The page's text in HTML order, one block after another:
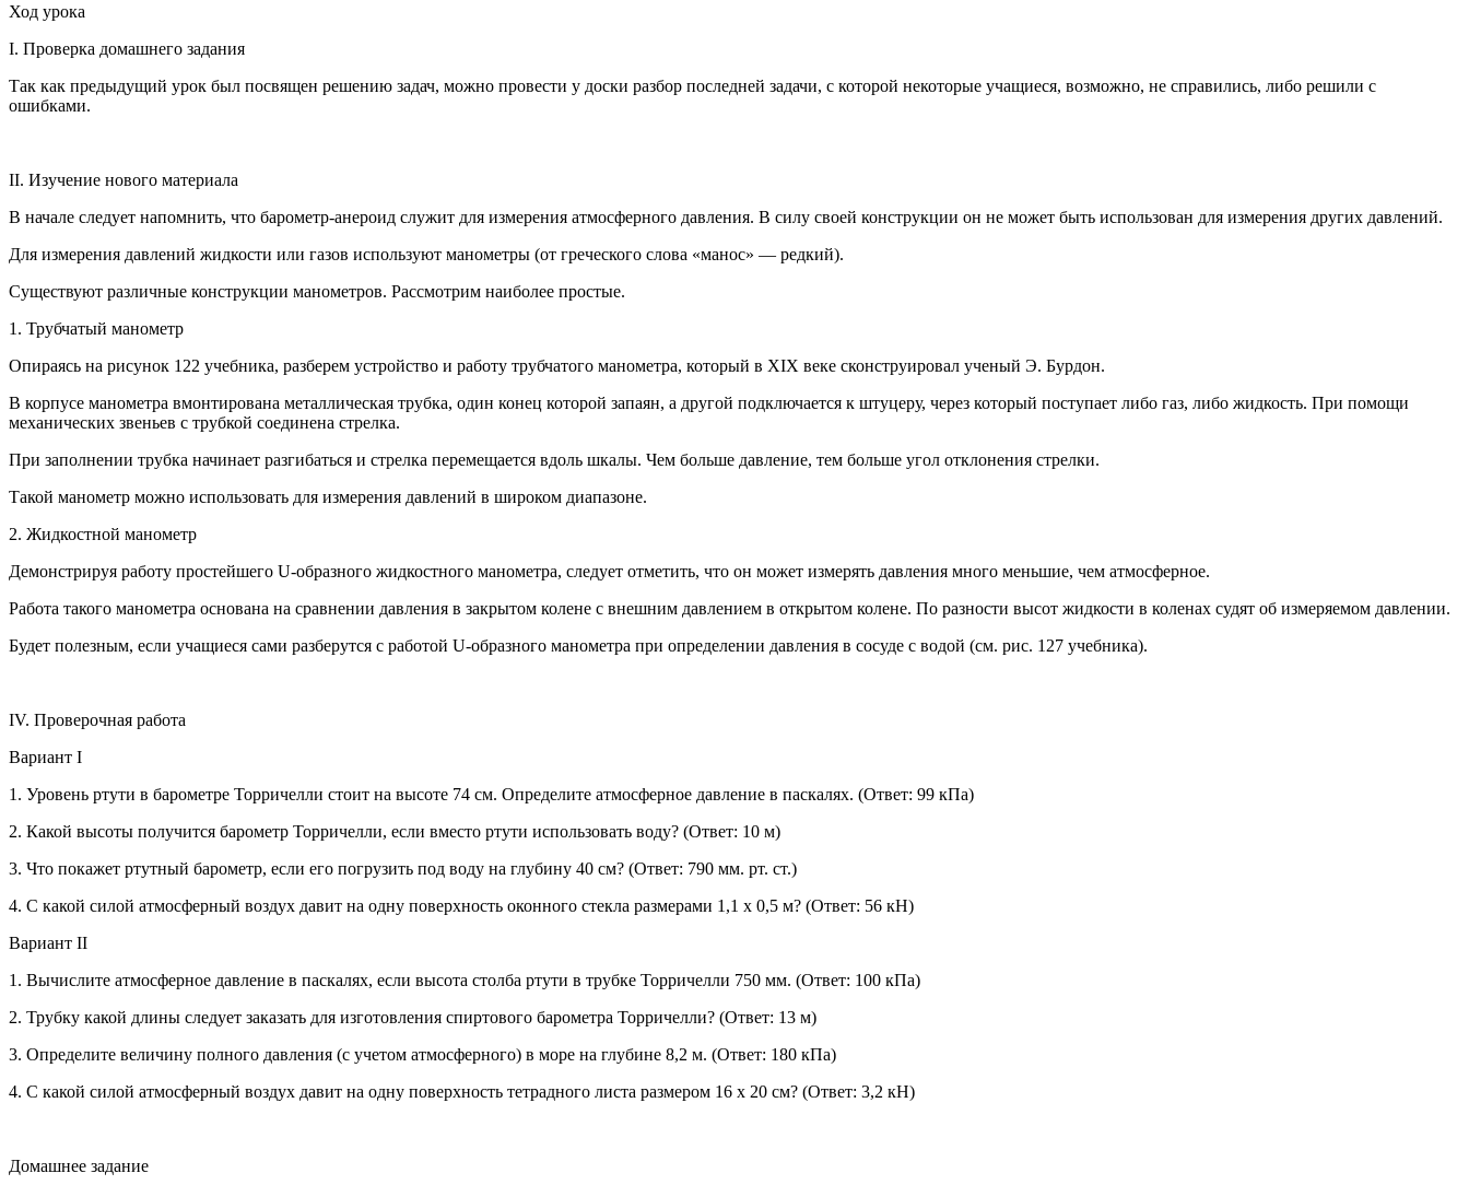
Ход урока
I. Проверка домашнего задания
Так как предыдущий урок был посвящен решению задач, можно провести у доски разбор последней задачи, с которой некоторые учащиеся, возможно, не справились, либо решили с
ошибками.
II. Изучение нового материала
В начале следует напомнить, что барометр-анероид служит для измерения атмосферного давления. В силу своей конструкции он не может быть использован для измерения других давлений.
Для измерения давлений жидкости или газов используют манометры (от греческого слова «манос» — редкий).
Существуют различные конструкции манометров. Рассмотрим наиболее простые.
1. Трубчатый манометр
Опираясь на рисунок 122 учебника, разберем устройство и работу трубчатого манометра, который в XIX веке сконструировал ученый Э. Бурдон.
В корпусе манометра вмонтирована металлическая трубка, один конец которой запаян, а другой подключается к штуцеру, через который поступает либо газ, либо жидкость. При помощи
механических звеньев с трубкой соединена стрелка.
При заполнении трубка начинает разгибаться и стрелка перемещается вдоль шкалы. Чем больше давление, тем больше угол отклонения стрелки.
Такой манометр можно использовать для измерения давлений в широком диапазоне.
2. Жидкостной манометр
Демонстрируя работу простейшего U-образного жидкостного манометра, следует отметить, что он может измерять давления много меньшие, чем атмосферное.
Работа такого манометра основана на сравнении давления в закрытом колене с внешним давлением в открытом колене. По разности высот жидкости в коленах судят об измеряемом давлении.
Будет полезным, если учащиеся сами разберутся с работой U-образного манометра при определении давления в сосуде с водой (см. рис. 127 учебника).
IV. Проверочная работа
Вариант I
1. Уровень ртути в барометре Торричелли стоит на высоте 74 см. Определите атмосферное давление в паскалях. (Ответ: 99 кПа)
2. Какой высоты получится барометр Торричелли, если вместо ртути использовать воду? (Ответ: 10 м)
3. Что покажет ртутный барометр, если его погрузить под воду на глубину 40 см? (Ответ: 790 мм. рт. ст.)
4. С какой силой атмосферный воздух давит на одну поверхность оконного стекла размерами 1,1 х 0,5 м? (Ответ: 56 кН)
Вариант II
1. Вычислите атмосферное давление в паскалях, если высота столба ртути в трубке Торричелли 750 мм. (Ответ: 100 кПа)
2. Трубку какой длины следует заказать для изготовления спиртового барометра Торричелли? (Ответ: 13 м)
3. Определите величину полного давления (с учетом атмосферного) в море на глубине 8,2 м. (Ответ: 180 кПа)
4. С какой силой атмосферный воздух давит на одну поверхность тетрадного листа размером 16 х 20 см? (Ответ: 3,2 кН)
Домашнее задание